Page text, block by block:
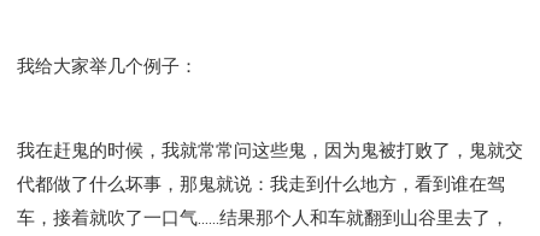
我给大家举几个例子：
我在赶鬼的时候，我就常常问这些鬼，因为鬼被打败了，鬼就交
代都做了什么坏事，那鬼就说：我走到什么地方，看到谁在驾
车，接着就吹了一口气......结果那个人和车就翻到山谷里去了，